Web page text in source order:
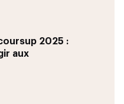
2025 :
aux